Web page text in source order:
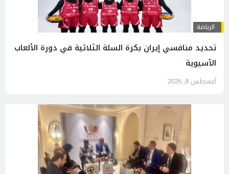
الرياضة
تحديد منافسي إيران بكرة السلة الثلاثية في دورة الألعاب
الآسيوية
أغسطس 8, 2026